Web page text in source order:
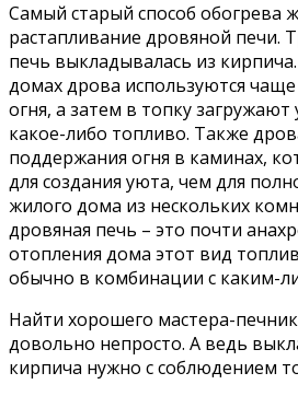
Самый старый способ обогрева
растапливание дровяной печи.
печь выкладывалась из
домах дрова используются
огня, а затем в топку
какое-либо топливо. Также
поддержания огня в каминах,
для создания уюта, чем для
жилого дома из нескольких
дровяная печь – это почти
отопления дома этот вид
обычно в комбинации с каким-
Найти хорошего мастера-
довольно непросто. А ведь
кирпича нужно с соблюдением